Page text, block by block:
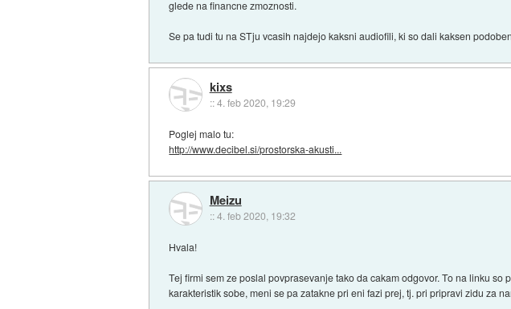
glede na financne zmoznosti.
Se pa tudi tu na STju vcasih najdejo kaksni audiofili, ki so dali kaksen
kixs
::4. feb 2020, 19:29
Poglej malo tu:
http://www.decibel.si/prostorska-akusti...
Meizu
::4. feb 2020, 19:32
Hvala!
Tej firmi sem ze poslal povprasevanje tako da cakam odgovor. To na linku
karakteristik sobe, meni se pa zatakne pri eni fazi prej, tj. pri pripravi zidu za